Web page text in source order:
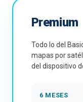
Premium
Todo lo del
mapas por
del dispositivo
6 MESES